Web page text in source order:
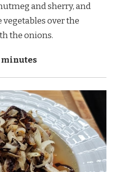
and sherry, and
over the
the onions.